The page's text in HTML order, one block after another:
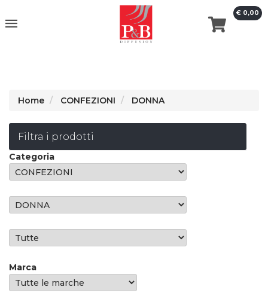
€ 0,00
Home CONFEZIONI DONNA
Filtra i prodotti
Categoria
Marca